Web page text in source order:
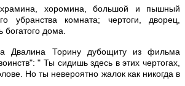
хоромина, большой и пышный
убранства комната; чертоги, дворец,
богатого дома.
Двалина Торину дубощиту из фильма
" Ты сидишь здесь в этих чертогах,
Но ты невероятно жалок как никогда в